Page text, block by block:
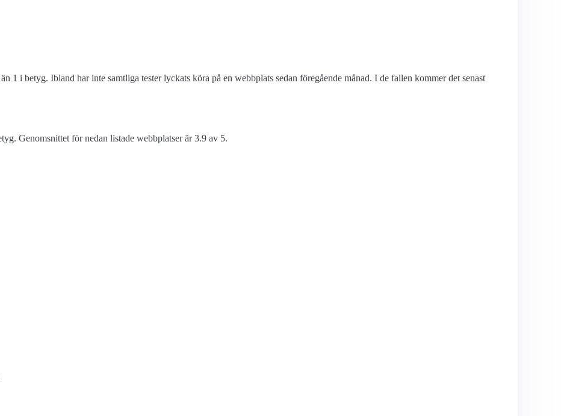
1 i betyg. Ibland har inte samtliga tester lyckats köra på en webbplats sedan föregående månad. I de fallen kommer det senast
Genomsnittet för nedan listade webbplatser är 3.9 av 5.